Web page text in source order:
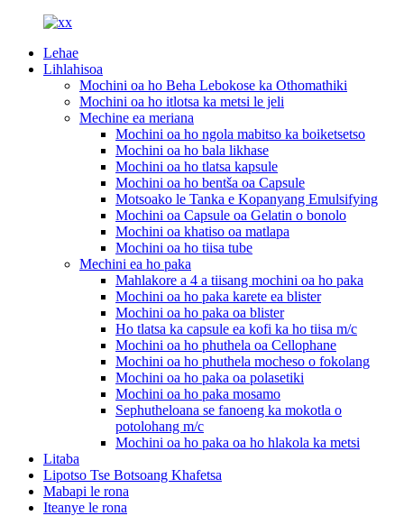
Lehae
Lihlahisoa
Mochini oa ho Beha Lebokose ka Othomathiki
Mochini oa ho itlotsa ka metsi le jeli
Mechine ea meriana
Mochini oa ho ngola mabitso ka boiketsetso
Mochini oa ho bala likhase
Mochini oa ho tlatsa kapsule
Mochini oa ho bentša oa Capsule
Motsoako le Tanka e Kopanyang Emulsifying
Mochini oa Capsule oa Gelatin o bonolo
Mochini oa khatiso oa matlapa
Mochini oa ho tiisa tube
Mechini ea ho paka
Mahlakore a 4 a tiisang mochini oa ho paka
Mochini oa ho paka karete ea blister
Mochini oa ho paka oa blister
Ho tlatsa ka capsule ea kofi ka ho tiisa m/c
Mochini oa ho phuthela oa Cellophane
Mochini oa ho phuthela mocheso o fokolang
Mochini oa ho paka oa polasetiki
Mochini oa ho paka mosamo
Sephutheloana se fanoeng ka mokotla o
potolohang m/c
Mochini oa ho paka oa ho hlakola ka metsi
Litaba
Lipotso Tse Botsoang Khafetsa
Mabapi le rona
Iteanye le rona